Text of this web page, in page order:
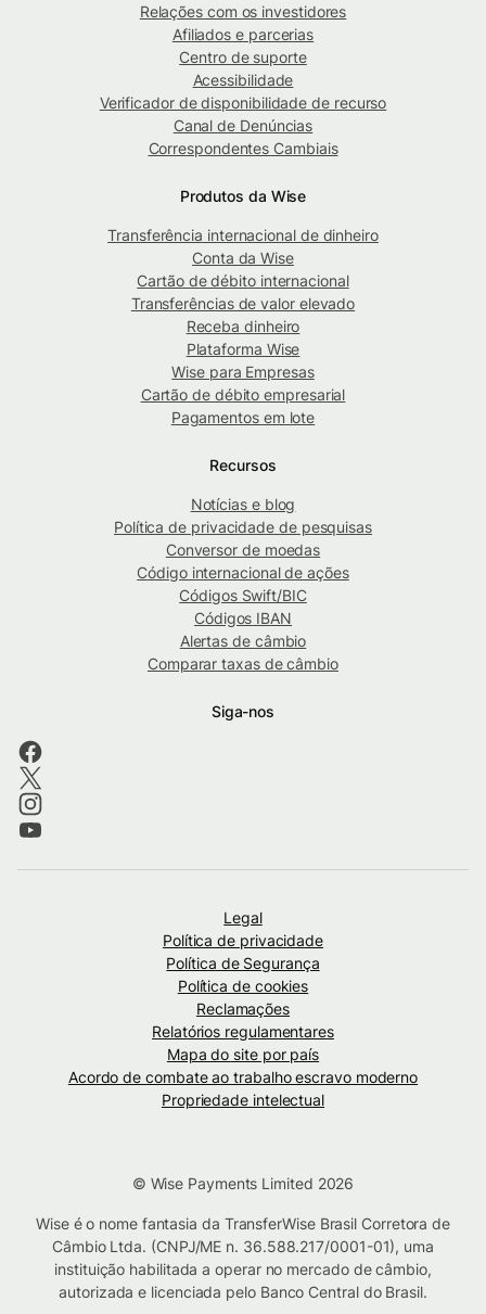
Relações com os investidores
Afiliados e parcerias
Centro de suporte
Acessibilidade
Verificador de disponibilidade de recurso
Canal de Denúncias
Correspondentes Cambiais
Produtos da Wise
Transferência internacional de dinheiro
Conta da Wise
Cartão de débito internacional
Transferências de valor elevado
Receba dinheiro
Plataforma Wise
Wise para Empresas
Cartão de débito empresarial
Pagamentos em lote
Recursos
Notícias e blog
Política de privacidade de pesquisas
Conversor de moedas
Código internacional de ações
Códigos Swift/BIC
Códigos IBAN
Alertas de câmbio
Comparar taxas de câmbio
Siga-nos
Legal
Política de privacidade
Política de Segurança
Política de cookies
Reclamações
Relatórios regulamentares
Mapa do site por país
Acordo de combate ao trabalho escravo moderno
Propriedade intelectual
© Wise Payments Limited 2026
Wise é o nome fantasia da TransferWise Brasil Corretora de
Câmbio Ltda. (CNPJ/ME n. 36.588.217/0001-01), uma
instituição habilitada a operar no mercado de câmbio,
autorizada e licenciada pelo Banco Central do Brasil.